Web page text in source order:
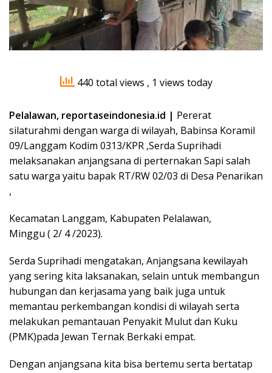
440 total views , 1 views today
Pelalawan, reportaseindonesia.id | Pererat
silaturahmi dengan warga di wilayah, Babinsa Koramil
09/Langgam Kodim 0313/KPR ,Serda Suprihadi
melaksanakan anjangsana di perternakan Sapi salah
satu warga yaitu bapak RT/RW 02/03 di Desa Penarikan
,
Kecamatan Langgam, Kabupaten Pelalawan,
Minggu ( 2/ 4 /2023).
Serda Suprihadi mengatakan, Anjangsana kewilayah
yang sering kita laksanakan, selain untuk membangun
hubungan dan kerjasama yang baik juga untuk
memantau perkembangan kondisi di wilayah serta
melakukan pemantauan Penyakit Mulut dan Kuku
(PMK)pada Jewan Ternak Berkaki empat.
Dengan anjangsana kita bisa bertemu serta bertatap